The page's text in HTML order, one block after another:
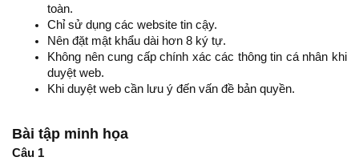
toàn.
Chỉ sử dụng các website tin cậy.
Nên đặt mật khẩu dài hơn 8 ký tự.
Không nên cung cấp chính xác các thông tin cá nhân khi
duyệt web.
Khi duyệt web cần lưu ý đến vấn đề bản quyền.
Bài tập minh họa
Câu 1